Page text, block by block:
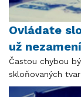
Ovládate
už
​​​​​​​Častou chybou
skloňovaných